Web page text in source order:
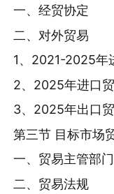
一、经贸协定
二、对外贸易
1、2021-2025年
2、2025年进口
3、2025年出口
第三节 目标市场
一、贸易主管部门
二、贸易法规